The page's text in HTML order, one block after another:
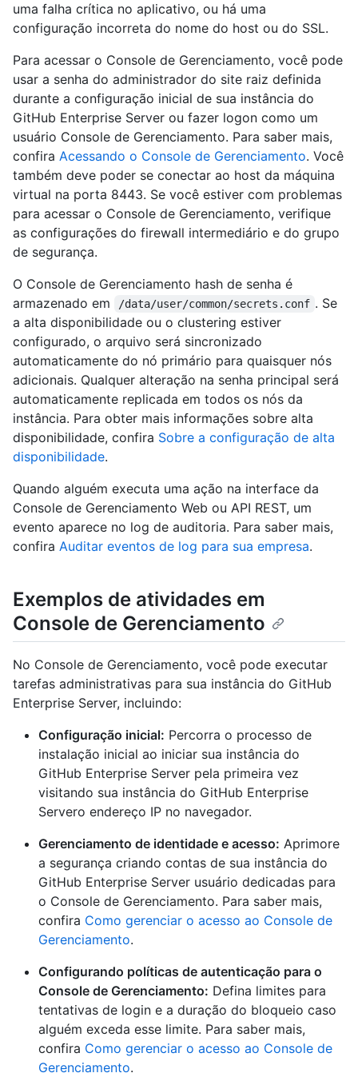
uma falha crítica no aplicativo, ou há uma
configuração incorreta do nome do host ou do SSL.
Para acessar o Console de Gerenciamento, você pode
usar a senha do administrador do site raiz definida
durante a configuração inicial de sua instância do
GitHub Enterprise Server ou fazer logon como um
usuário Console de Gerenciamento. Para saber mais,
confira Acessando o Console de Gerenciamento. Você
também deve poder se conectar ao host da máquina
virtual na porta 8443. Se você estiver com problemas
para acessar o Console de Gerenciamento, verifique
as configurações do firewall intermediário e do grupo
de segurança.
O Console de Gerenciamento hash de senha é
armazenado em
/data/user/common/secrets.conf . Se
a alta disponibilidade ou o clustering estiver
configurado, o arquivo será sincronizado
automaticamente do nó primário para quaisquer nós
adicionais. Qualquer alteração na senha principal será
automaticamente replicada em todos os nós da
instância. Para obter mais informações sobre alta
disponibilidade, confira Sobre a configuração de alta
disponibilidade.
Quando alguém executa uma ação na interface da
Console de Gerenciamento Web ou API REST, um
evento aparece no log de auditoria. Para saber mais,
confira Auditar eventos de log para sua empresa.
Exemplos de atividades em
Console de Gerenciamento
No Console de Gerenciamento, você pode executar
tarefas administrativas para sua instância do GitHub
Enterprise Server, incluindo:
Configuração inicial: Percorra o processo de
instalação inicial ao iniciar sua instância do
GitHub Enterprise Server pela primeira vez
visitando sua instância do GitHub Enterprise
Servero endereço IP no navegador.
Gerenciamento de identidade e acesso: Aprimore
a segurança criando contas de sua instância do
GitHub Enterprise Server usuário dedicadas para
o Console de Gerenciamento. Para saber mais,
confira Como gerenciar o acesso ao Console de
Gerenciamento.
Configurando políticas de autenticação para o
Console de Gerenciamento: Defina limites para
tentativas de login e a duração do bloqueio caso
alguém exceda esse limite. Para saber mais,
confira Como gerenciar o acesso ao Console de
Gerenciamento.